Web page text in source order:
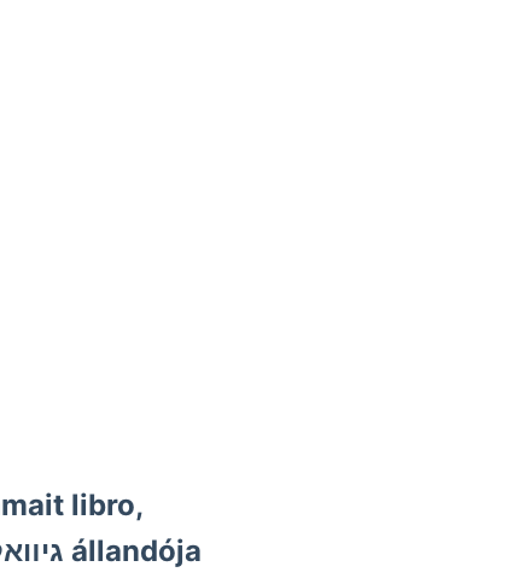
libro,